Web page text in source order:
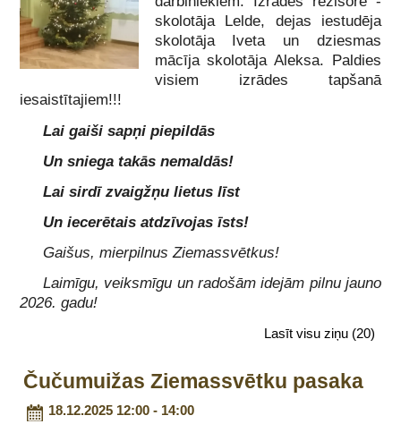
skolotāja Lelde, dejas iestudēja
skolotāja Iveta un dziesmas
mācīja skolotāja Aleksa. Paldies
visiem izrādes tapšanā
iesaistītajiem!!!
Lai gaiši sapņi piepildās
Un sniega takās nemaldās!
Lai sirdī zvaigžņu lietus līst
Un iecerētais atdzīvojas īsts!
Gaišus, mierpilnus Ziemassvētkus!
Laimīgu, veiksmīgu un radošām idejām pilnu jauno
2026. gadu!
Lasīt visu ziņu (20)
Čučumuižas Ziemassvētku pasaka
18.12.2025 12:00 - 14:00